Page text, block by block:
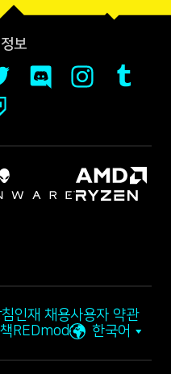
보
인재 채용사용자 약관
REDmod 한국어